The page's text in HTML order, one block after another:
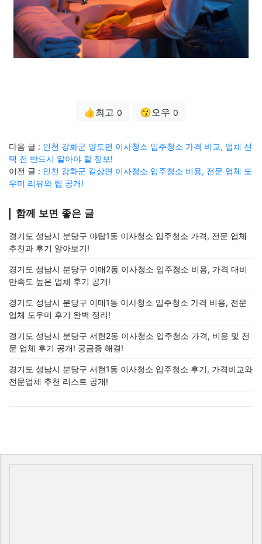
👍최고 0 😗오우 0
다음 글 : 인천 강화군 양도면 이사청소 입주청소 가격 비교, 업체 선
택 전 반드시 알아야 할 정보!
이전 글 : 인천 강화군 길상면 이사청소 입주청소 비용, 전문 업체 도
우미 리뷰와 팁 공개!
함께 보면 좋은 글
경기도 성남시 분당구 야탑1동 이사청소 입주청소 가격, 전문 업체
추천과 후기 알아보기!
경기도 성남시 분당구 이매2동 이사청소 입주청소 비용, 가격 대비
만족도 높은 업체 후기 공개!
경기도 성남시 분당구 이매1동 이사청소 입주청소 가격 비용, 전문
업체 도우미 후기 완벽 정리!
경기도 성남시 분당구 서현2동 이사청소 입주청소 가격, 비용 및 전
문 업체 후기 공개! 궁금증 해결!
경기도 성남시 분당구 서현1동 이사청소 입주청소 후기, 가격비교와
전문업체 추천 리스트 공개!